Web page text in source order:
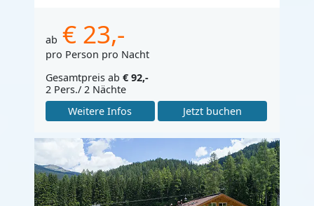
ab € 23,-
pro Person pro Nacht
Gesamtpreis ab € 92,-
2 Pers./ 2 Nächte
Weitere Infos
Jetzt buchen